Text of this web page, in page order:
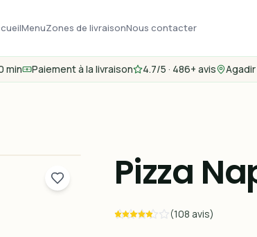
MenuZones de livraisonNous contacter
min Paiement à la livraison 4.7/5 · 486+ avis Agadir
Pizza
(108 avis)